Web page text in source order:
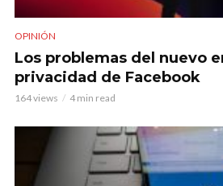
OPINIÓN
Los problemas del nuevo
privacidad de Facebook
164 views 4 min read